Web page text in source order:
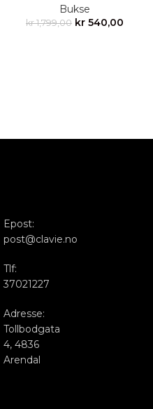
Bukse
kr1,799,00 kr 540,00
Epost:
post@clavie.no
Tlf:
37021227
Adresse:
Tollbodgata
4, 4836
Arendal